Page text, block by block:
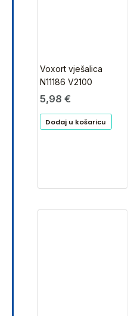
Voxort vješalica
N11186 V2100
5,98 €
Dodaj u košaricu